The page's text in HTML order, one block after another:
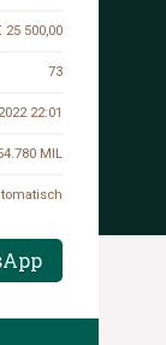
25 500,00
73
22:01
MIL